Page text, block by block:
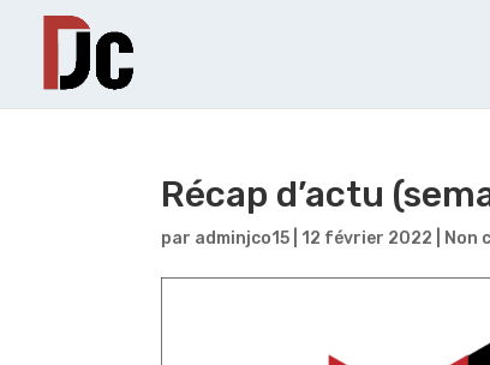
Récap d’actu
par adminjco15 12 février 2022 Non